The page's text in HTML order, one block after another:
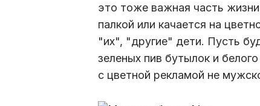
это тоже важная часть
палкой или качается на
"их", "другие" дети. Пусть
зеленых пив бутылок и
с цветной рекламой не